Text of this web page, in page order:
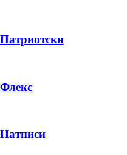
Патриотски
Флекс
Натписи